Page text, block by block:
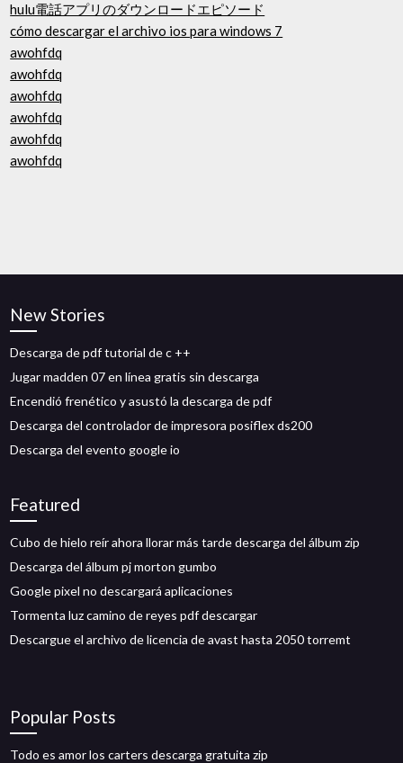
hulu電話アプリのダウンロードエピソード
cómo descargar el archivo ios para windows 7
awohfdq
awohfdq
awohfdq
awohfdq
awohfdq
awohfdq
New Stories
Descarga de pdf tutorial de c ++
Jugar madden 07 en línea gratis sin descarga
Encendió frenético y asustó la descarga de pdf
Descarga del controlador de impresora posiflex ds200
Descarga del evento google io
Featured
Cubo de hielo reír ahora llorar más tarde descarga del álbum zip
Descarga del álbum pj morton gumbo
Google pixel no descargará aplicaciones
Tormenta luz camino de reyes pdf descargar
Descargue el archivo de licencia de avast hasta 2050 torremt
Popular Posts
Todo es amor los carters descarga gratuita zip